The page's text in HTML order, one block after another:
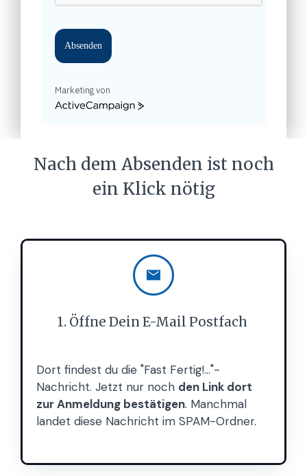
Absenden
Marketing von
ActiveCampaign
Nach dem Absenden ist noch
ein Klick nötig
1. Öffne Dein E-Mail Postfach
Dort findest du die "Fast Fertig!..."-
Nachricht. Jetzt nur noch den Link dort
zur Anmeldung bestätigen. Manchmal
landet diese Nachricht im SPAM-Ordner.